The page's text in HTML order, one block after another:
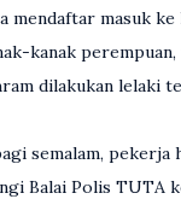
mendaftar masuk
kanak
dilakukan lelaki
semalam,
Balai Polis TUTA